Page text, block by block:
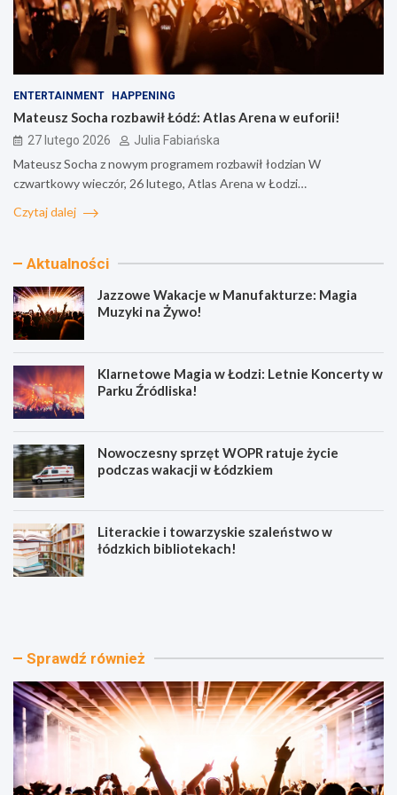
ENTERTAINMENT HAPPENING
Mateusz Socha rozbawił Łódź: Atlas Arena w euforii!
27 lutego 2026 Julia Fabiańska
Mateusz Socha z nowym programem rozbawił łodzian W
czwartkowy wieczór, 26 lutego, Atlas Arena w Łodzi…
Czytaj dalej
Aktualności
Jazzowe Wakacje w Manufakturze: Magia
Muzyki na Żywo!
Klarnetowe Magia w Łodzi: Letnie Koncerty w
Parku Źródliska!
Nowoczesny sprzęt WOPR ratuje życie
podczas wakacji w Łódzkiem
Literackie i towarzyskie szaleństwo w
łódzkich bibliotekach!
J
w
W
a
k
a
c
j
K
e
o
w
e
M
a
g
Sprawdź również